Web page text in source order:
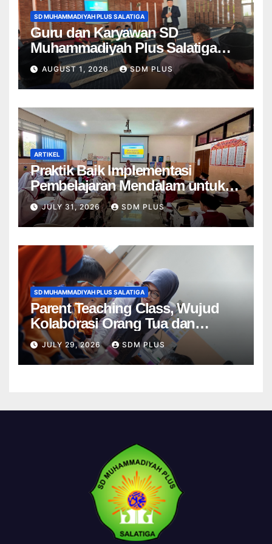
SD MUHAMMADIYAH PLUS SALATIGA
Guru dan Karyawan SD
Muhammadiyah Plus Salatiga
Ikuti Penguatan AIK, Jadikan Al-
Fatihah sebagai Landasan
Bekerja di Muhammadiyah
AUGUST 1, 2026 SDM PLUS
ARTIKEL
Praktik Baik Implementasi
Pembelajaran Mendalam untuk
Menumbuhkan Kemampuan
Bernalar Kritis di SD
Muhammadiyah Plus 1 Salatiga
JULY 31, 2026 SDM PLUS
SD MUHAMMADIYAH PLUS SALATIGA
Parent Teaching Class, Wujud
Kolaborasi Orang Tua dan
Sekolah dalam Menghadirkan
Pembelajaran Bermakna
JULY 29, 2026 SDM PLUS